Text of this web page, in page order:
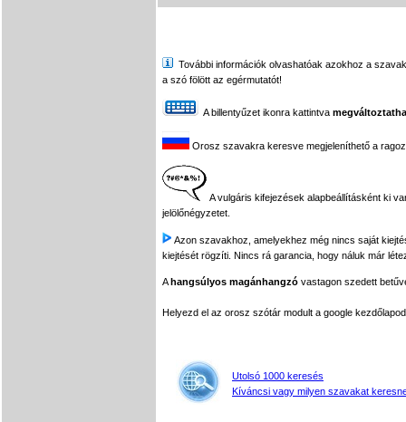
További információk olvashatóak azokhoz a
a szó fölött az egérmutatót!
A billentyűzet ikonra kattintva
Orosz szavakra keresve megjeleníthető a
A vulgáris kifejezések alapbeállításként ki
jelölőnégyzetet.
Azon szavakhoz, amelyekhez még nincs saját
kiejtését rögzíti. Nincs rá garancia, hogy náluk már
Ahangsúlyos magánhangzó vastagon szedett
Helyezd el az orosz szótár modult a google
Utolsó 1000 keresés
Kíváncsi vagy milyen szavakat